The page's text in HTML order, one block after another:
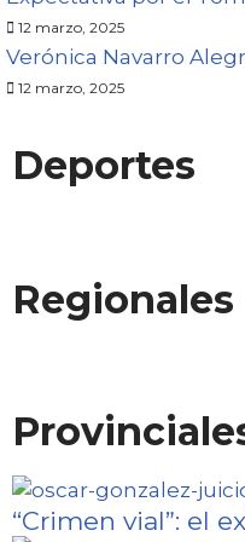
12 marzo, 2025
Verónica Navarro
12 marzo, 2025
Deportes
Regionales
Denuncian
La baja en el
El regreso del
Villa María
de vulnerabilidad
Llegó el
“Crimen vial”: el